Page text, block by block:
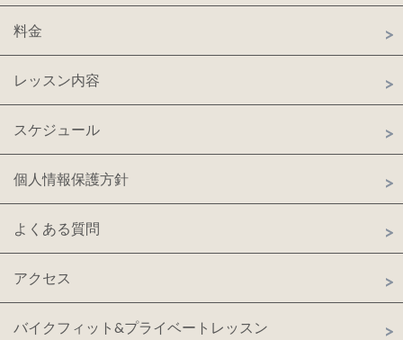
料金
レッスン内容
スケジュール
個人情報保護方針
よくある質問
アクセス
バイクフィット&プライベートレッスン